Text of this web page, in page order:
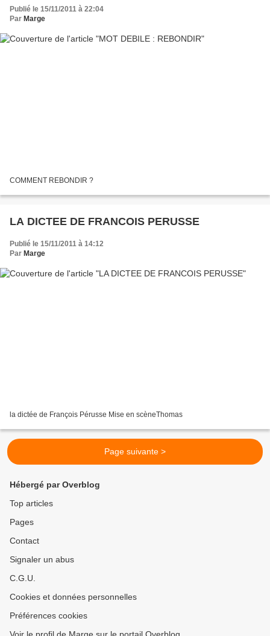
Publié le 15/11/2011 à 22:04
Par Marge
COMMENT REBONDIR ?
LA DICTEE DE FRANCOIS PERUSSE
Publié le 15/11/2011 à 14:12
Par Marge
la dictée de François Pérusse Mise en scèneThomas
Page suivante >
Hébergé par Overblog
Top articles
Pages
Contact
Signaler un abus
C.G.U.
Cookies et données personnelles
Préférences cookies